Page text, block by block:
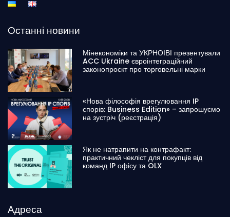
Останні новини
Мінекономіки та УКРНОІВІ презентували
ACC Ukraine євроінтеграційний
законопроєкт про торговельні марки
«Нова філософія врегулювання IP
спорів: Business Edition» – запрошуємо
на зустріч (реєстрація)
Як не натрапити на контрафакт:
практичний чекліст для покупців від
команд IP офісу та OLX
Адреса